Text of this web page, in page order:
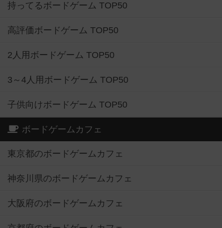
持ってるボードゲーム TOP50
高評価ボードゲーム TOP50
2人用ボードゲーム TOP50
3～4人用ボードゲーム TOP50
子供向けボードゲーム TOP50
ボードゲームカフェ
東京都のボードゲームカフェ
神奈川県のボードゲームカフェ
大阪府のボードゲームカフェ